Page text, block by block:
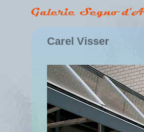
Carel Visser